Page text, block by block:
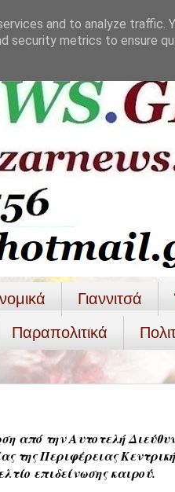
Γιαννιτσά
Παραπολιτικά
από την Αυτοτελή
της Περιφέρειας
επιδείνωσης καιρού.
and to analyze traffic.
security metrics to ensure